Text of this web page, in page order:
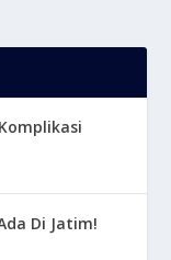
Di Jatim!